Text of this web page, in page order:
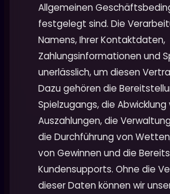
Allgemeinen
festgelegt sind. Die
Namens, Ihrer Kontaktdaten,
Zahlungsinformationen und
unerlässlich, um diesen
Dazu gehören die
Spielzugangs, die Abwicklung
Auszahlungen, die
die Durchführung von
von Gewinnen und die
Kundensupports. Ohne die
dieser Daten können wir